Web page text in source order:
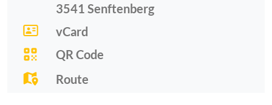
3541 Senftenberg
vCard
QR Code
Route